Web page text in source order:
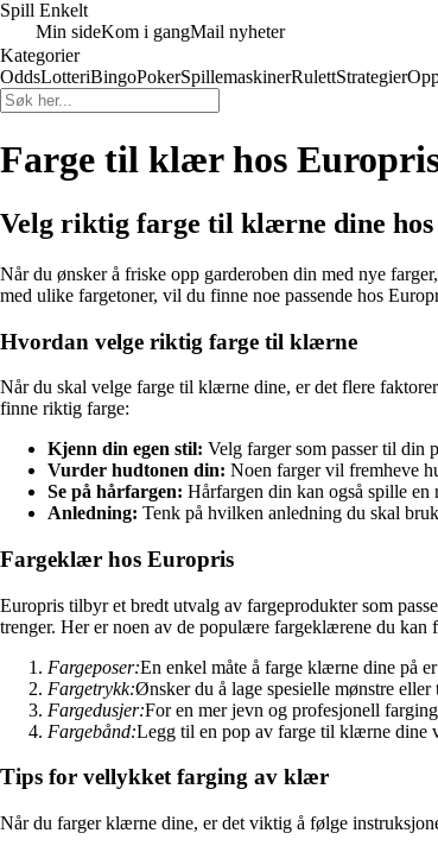
Spill Enkelt
Min sideKom i gangMail nyheter
Kategorier
OddsLotteriBingoPokerSpillemaskinerRulettStrategier
Farge til klær hos
Velg riktig farge til klærne dine
Når du ønsker å friske opp garderoben din med nye
med ulike fargetoner, vil du finne noe passende hos
Hvordan velge riktig farge til klærne
Når du skal velge farge til klærne dine, er det flere
finne riktig farge:
Kjenn din egen stil: Velg farger som passer til din
Vurder hudtonen din: Noen farger vil fremheve
Se på hårfargen: Hårfargen din kan også spille en
Anledning: Tenk på hvilken anledning du skal
Fargeklær hos Europris
Europris tilbyr et bredt utvalg av fargeprodukter som
trenger. Her er noen av de populære fargeklærene du kan
Fargeposer:En enkel måte å farge klærne dine på
Fargetrykk:Ønsker du å lage spesielle mønstre
Fargedusjer:For en mer jevn og profesjonell
Fargebånd:Legg til en pop av farge til klærne dine
Tips for vellykket farging av klær
Når du farger klærne dine, er det viktig å følge